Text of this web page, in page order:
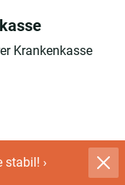
stabil! ›
Krankenkasse